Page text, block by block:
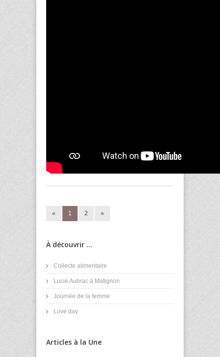
« 1 2 »
À découvrir ...
Collecte alimentaire
Lucie Aubrac à Matignon
Journée de la femme
Love day
Articles à la Une